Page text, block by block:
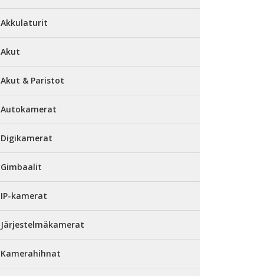
Akkulaturit
Akut
Akut & Paristot
Autokamerat
Digikamerat
Gimbaalit
IP-kamerat
Järjestelmäkamerat
Kamerahihnat